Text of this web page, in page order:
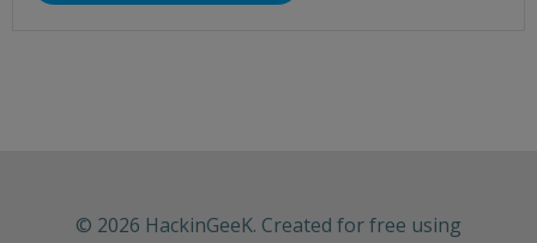
© 2026 HackinGeeK. Created for free using